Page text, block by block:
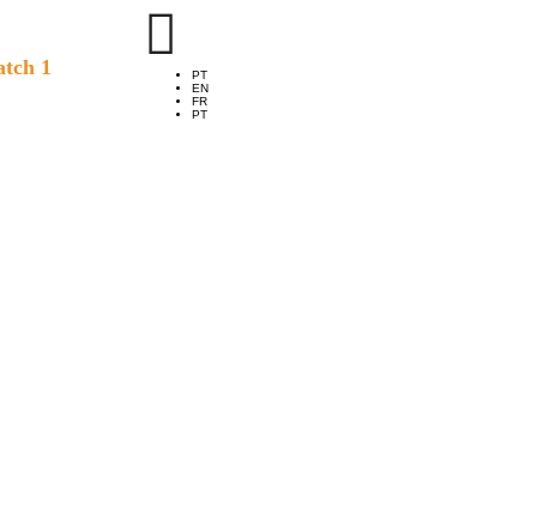

PT
EN
FR
PT
1